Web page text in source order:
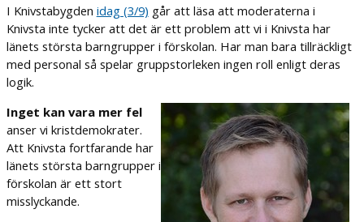
I Knivstabygden idag (3/9) går att läsa att moderaterna i
Knivsta inte tycker att det är ett problem att vi i Knivsta har
länets största barngrupper i förskolan. Har man bara tillräckligt
med personal så spelar gruppstorleken ingen roll enligt deras
logik.
Inget kan vara mer fel
anser vi kristdemokrater.
Att Knivsta fortfarande har
länets största barngrupper i
förskolan är ett stort
misslyckande.